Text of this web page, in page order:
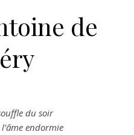
de
du soir
endormie